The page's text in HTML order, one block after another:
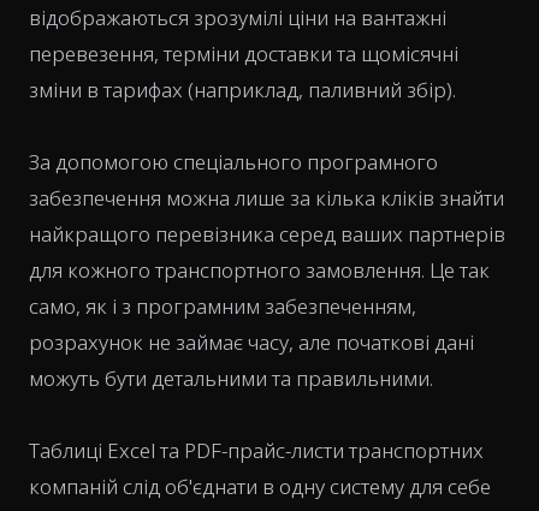
відображаються зрозумілі ціни на вантажні
перевезення, терміни доставки та щомісячні
зміни в тарифах (наприклад, паливний збір).
За допомогою спеціального програмного
забезпечення можна лише за кілька кліків знайти
найкращого перевізника серед ваших партнерів
для кожного транспортного замовлення. Це так
само, як і з програмним забезпеченням,
розрахунок не займає часу, але початкові дані
можуть бути детальними та правильними.
Таблиці Excel та PDF-прайс-листи транспортних
компаній слід об'єднати в одну систему для себе